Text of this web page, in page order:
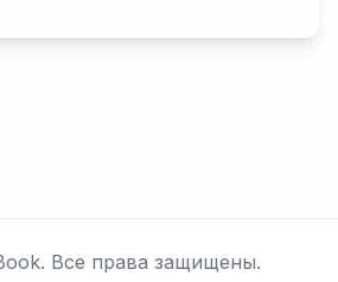
Все права защищены.